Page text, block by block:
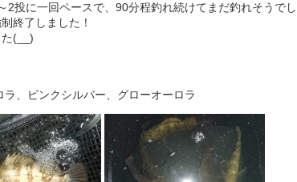
～2投に一回ペースで、 90分程釣れ続けてまだ釣れそうでし
終了しました！
(__)
ラ、ピンクシルバー、グローオーロラ